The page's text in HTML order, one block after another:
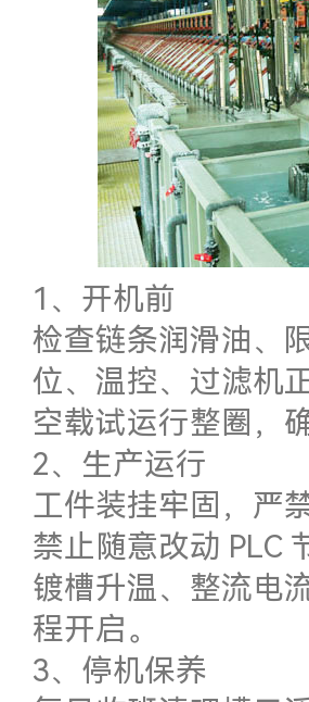
1、开机前
检查链条润滑油、
位、温控、过滤机正
空载试运行整圈，
2、生产运行
工件装挂牢固，严
禁止随意改动 PLC
镀槽升温、整流电
程开启。
3、停机保养